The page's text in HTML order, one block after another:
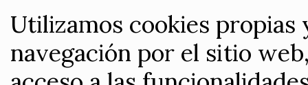
Utilizamos cookies
navegación por el sitio